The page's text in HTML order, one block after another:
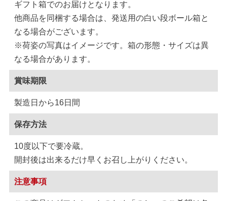
ギフト箱でのお届けとなります。
他商品を同梱する場合は、発送用の白い段ボール箱と
なる場合がございます。
※荷姿の写真はイメージです。箱の形態・サイズは異
なる場合があります。
賞味期限
製造日から16日間
保存方法
10度以下で要冷蔵。
開封後は出来るだけ早くお召し上がりください。
注意事項